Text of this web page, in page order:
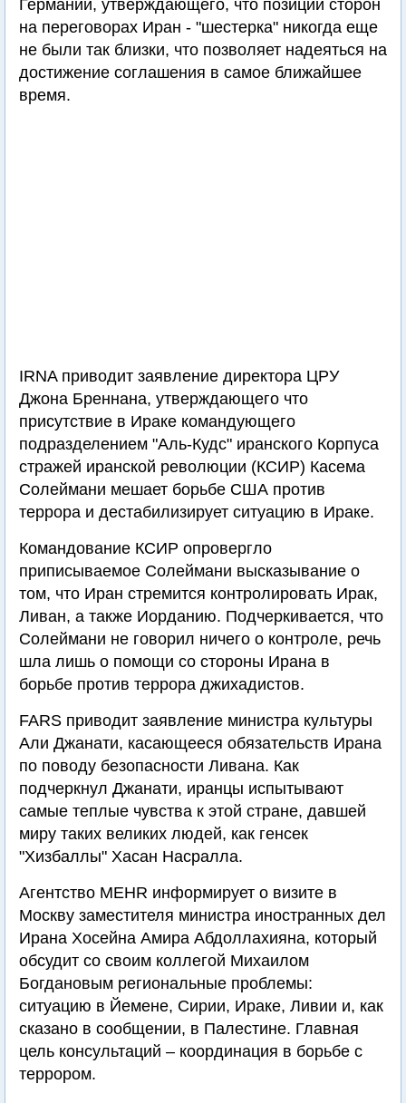
Германии, утверждающего, что позиции сторон
на переговорах Иран - "шестерка" никогда еще
не были так близки, что позволяет надеяться на
достижение соглашения в самое ближайшее
время.
IRNA приводит заявление директора ЦРУ
Джона Бреннана, утверждающего что
присутствие в Ираке командующего
подразделением "Аль-Кудс" иранского Корпуса
стражей иранской революции (КСИР) Касема
Солеймани мешает борьбе США против
террора и дестабилизирует ситуацию в Ираке.
Командование КСИР опровергло
приписываемое Солеймани высказывание о
том, что Иран стремится контролировать Ирак,
Ливан, а также Иорданию. Подчеркивается, что
Солеймани не говорил ничего о контроле, речь
шла лишь о помощи со стороны Ирана в
борьбе против террора джихадистов.
FARS приводит заявление министра культуры
Али Джанати, касающееся обязательств Ирана
по поводу безопасности Ливана. Как
подчеркнул Джанати, иранцы испытывают
самые теплые чувства к этой стране, давшей
миру таких великих людей, как генсек
"Хизбаллы" Хасан Насралла.
Агентство MEHR информирует о визите в
Москву заместителя министра иностранных дел
Ирана Хосейна Амира Абдоллахияна, который
обсудит со своим коллегой Михаилом
Богдановым региональные проблемы:
ситуацию в Йемене, Сирии, Ираке, Ливии и, как
сказано в сообщении, в Палестине. Главная
цель консультаций – координация в борьбе с
террором.